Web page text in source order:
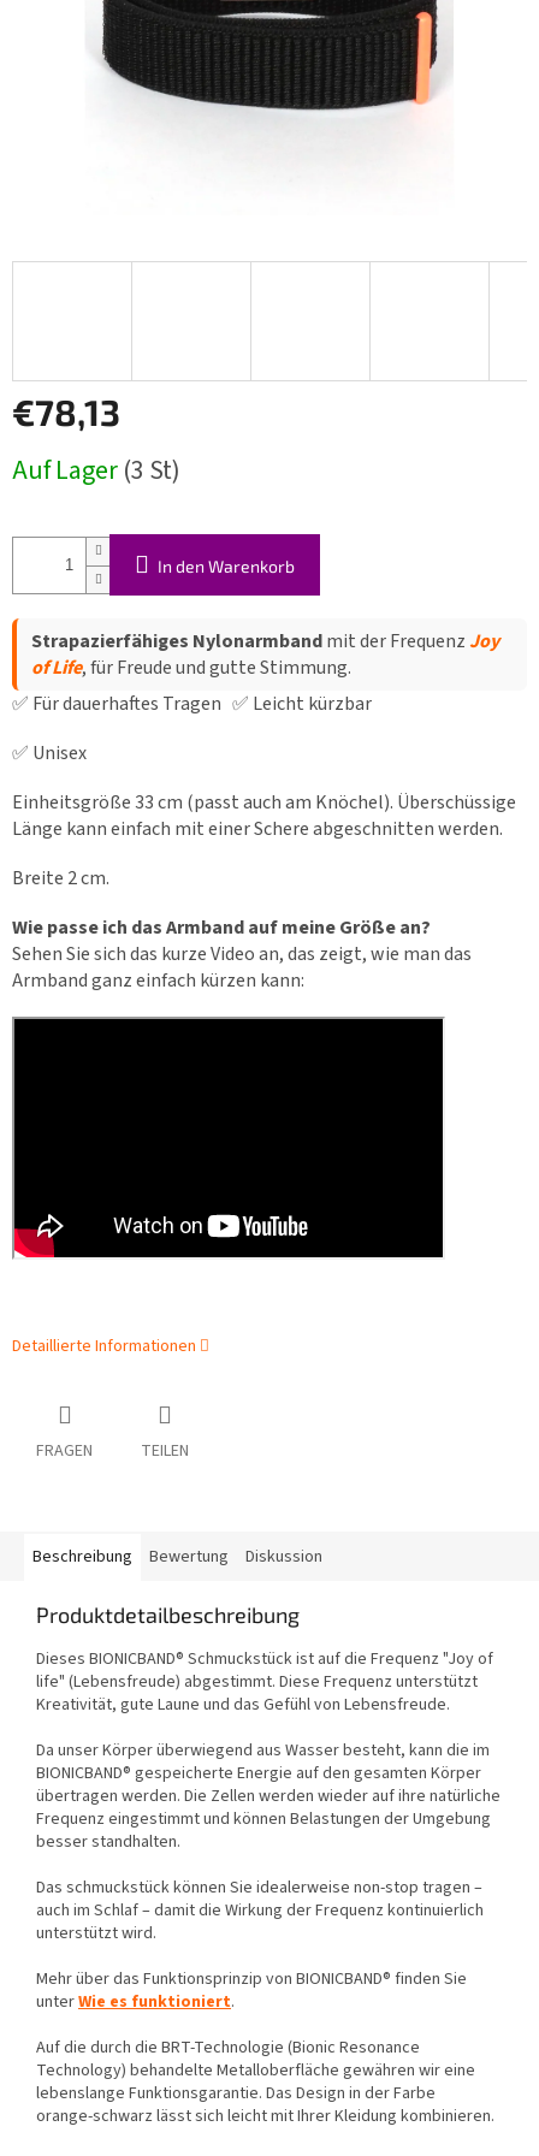
€78,13
Auf Lager(3 St)
In den Warenkorb
Strapazierfähiges Nylonarmbandmit der FrequenzJoy
of Life, für Freude und gutte Stimmung.
✅ Für dauerhaftes Tragen ✅ Leicht kürzbar
✅ Unisex
Einheitsgröße 33 cm (passt auch am Knöchel). Überschüssige
Länge kann einfach mit einer Schere abgeschnitten werden.
Breite 2 cm.
Wie passe ich das Armband auf meine Größe an?
Sehen Sie sich das kurze Video an, das zeigt, wie man das
Armband ganz einfach kürzen kann:
Detaillierte Informationen
FRAGEN TEILEN
Beschreibung Bewertung Diskussion
Produktdetailbeschreibung
Dieses BIONICBAND® Schmuckstück ist auf die Frequenz "Joy of
life" (Lebensfreude) abgestimmt. Diese Frequenz unterstützt
Kreativität, gute Laune und das Gefühl von Lebensfreude.
Da unser Körper überwiegend aus Wasser besteht, kann die im
BIONICBAND® gespeicherte Energie auf den gesamten Körper
übertragen werden. Die Zellen werden wieder auf ihre natürliche
Frequenz eingestimmt und können Belastungen der Umgebung
besser standhalten.
Das schmuckstück können Sie idealerweise non‑stop tragen –
auch im Schlaf – damit die Wirkung der Frequenz kontinuierlich
unterstützt wird.
Mehr über das Funktionsprinzip von BIONICBAND® finden Sie
unterWie es funktioniert.
Auf die durch die BRT‑Technologie (Bionic Resonance
Technology) behandelte Metalloberfläche gewähren wir eine
lebenslange Funktionsgarantie. Das Design in der Farbe
orange‑schwarz lässt sich leicht mit Ihrer Kleidung kombinieren.